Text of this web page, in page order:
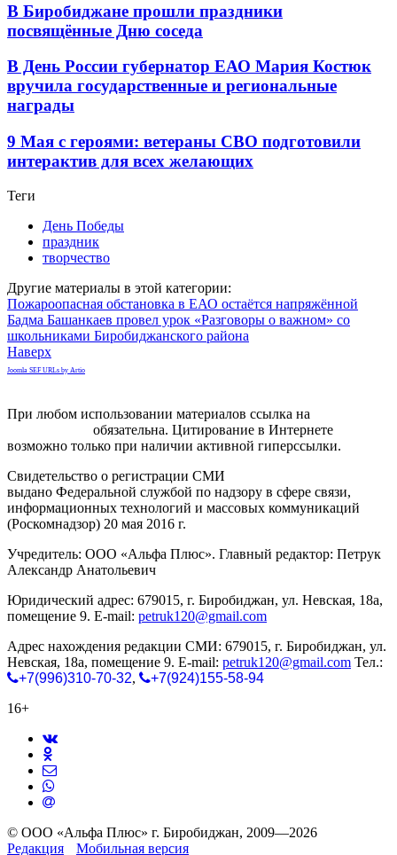
В Биробиджане прошли праздники
посвящённые Дню соседа
В День России губернатор ЕАО Мария Костюк
вручила государственные и региональные
награды
9 Мая с героями: ветераны СВО подготовили
интерактив для всех желающих
Теги
День Победы
праздник
творчество
Другие материалы в этой категории:
Пожароопасная обстановка в ЕАО остаётся напряжённой
Бадма Башанкаев провел урок «Разговоры о важном» со
школьниками Биробиджанского района
Наверх
Joomla SEF URLs by Artio
При любом использовании материалов ссылка на
обязательна. Цитирование в Интернете
возможно только при наличии активной гиперссылки.
Свидетельство о регистрации СМИ
выдано Федеральной службой по надзору в сфере связи,
информационных технологий и массовых коммуникаций
(Роскомнадзор) 20 мая 2016 г.
Учредитель: ООО «Альфа Плюс». Главный редактор: Петрук
Александр Анатольевич
Юридический адрес: 679015, г. Биробиджан, ул. Невская, 18а,
помещение 9. E-mail: petruk120@gmail.com
Адрес нахождения редакции СМИ: 679015, г. Биробиджан, ул.
Невская, 18а, помещение 9. E-mail: petruk120@gmail.com Тел.:
+7(996)310-70-32,
+7(924)155-58-94
16+
© ООО «Альфа Плюс» г. Биробиджан, 2009—2026
Редакция
Мобильная версия